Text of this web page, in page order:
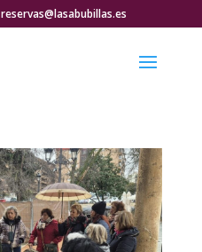
reservas@lasabubillas.es